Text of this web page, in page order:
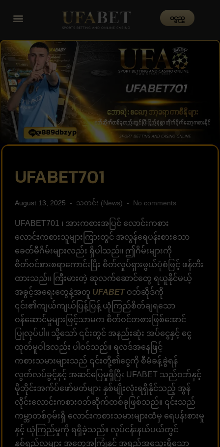
၀င္မည္
UFABET701
August 13, 2025 သတင်း (News) No comments
UFABET701 ၊ အားကစားအပြင် လောင်းကစား
လောင်းကစားသူများကြားတွင် အလွန်ရေပန်းစားသော
ခေတ်မီဂိမ်းများလည်း ရှိပါသည်။ ဤဂိမ်းများကို
စိတ်ဝင်စားစရာကောင်းပြီး စိတ်လှုပ်ရှားဖွယ်ပုံစံဖြင့် ဖန်တီး
ထားသည်။ ကြီးမားတဲ့ ဆုလက်ဆောင်တွေ ရယူနိုင်မယ့်
အခွင့်အရေးတွေနဲ့အတူ UFABETဝဘ်ဆိုဒ်ကို
၎င်း၏ကျယ်ကျယ်ပြန့်ပြန့် ယုံကြည်စိတ်ချရသော
ဝန်ဆောင်မှုများဖြင့်သာမက စိတ်ဝင်တစားဖြစ်အောင်
ပြုလုပ်ပါ။ သို့သော် ၎င်းတွင် အနည်းဆုံး အပ်ငွေနှင့် ငွေ
ထုတ်မူဝါဒလည်း ပါဝင်သည်။ ရလဒ်အနေဖြင့်
ကစားသမားများသည် ၎င်းတို့၏ငွေကို စီမံခန့်ခွဲရန်
လွတ်လပ်ခွင့်နှင့် အဆင်ပြေမှုရှိပြီး UFABET သည်ဝဘ်နှင့်
မိုဘိုင်းအက်ပ်ဖော်မတ်များ နှစ်မျိုးလုံးရရှိနိုင်သည့် အွန်
လိုင်းလောင်းကစားဝဘ်ဆိုက်တစ်ခုဖြစ်သည်။ ၎င်းသည်
ကမ္ဘာတစ်ဝှမ်းရှိ လောင်းကစားသမားများထံမှ ရေပန်းစားမှု
နှင့် ယုံကြည်မှုကို ရရှိခဲ့သည်။ လုပ်ငန်းနယ်ပယ်တွင်
နှစ်ရှည်လများ အတွေ့အကြုံနှင့် အရည်အသွေးရှိသော